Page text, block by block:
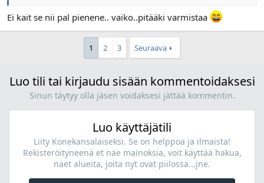
Ei kait se nii pal pienene.. vaiko..pitääki varmistaa
1 2 3 Seuraava
Luo tili tai kirjaudu sisään kommentoidaksesi
Sinun täytyy olla jäsen voidaksesi jättää kommentin.
Luo käyttäjätili
Liity Konekansalaiseksi. Se on helppoa ja ilmaista!
Rekisteröityneenä et näe mainoksia, voit käyttää hakua,
näet alueita, joita nyt ovat piilossa...jne.